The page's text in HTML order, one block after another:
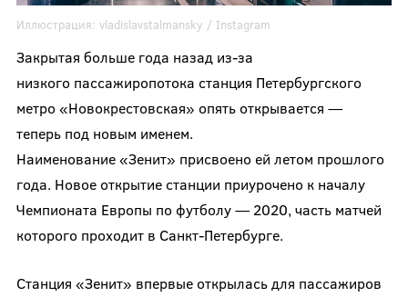
Иллюстрация: vladislavstalmansky / Instagram
Закрытая больше года назад из-за
низкого пассажиропотока станция Петербургского
метро «Новокрестовская» опять открывается —
теперь под новым именем.
Наименование «Зенит» присвоено ей летом прошлого
года. Новое открытие станции приурочено к началу
Чемпионата Европы по футболу — 2020, часть матчей
которого проходит в Санкт-Петербурге.
Станция «Зенит» впервые открылась для пассажиров